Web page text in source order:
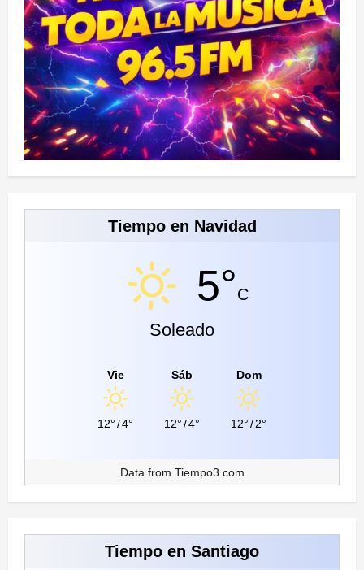
Tiempo en Navidad
5°C
Soleado
Vie
12°/4°
Sáb
12°/4°
Dom
12°/2°
Data from Tiempo3.com
Tiempo en Santiago